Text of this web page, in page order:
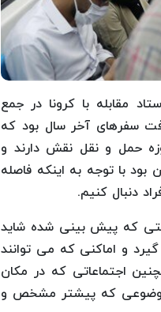
مقابله با کرونا در جمع
سفرهای آخر سال بود که
حمل و نقل نقش دارند و
با توجه به اینکه فاصله
دنبال کنیم.
که پیش بینی شده شاید
و اماکنی که می توانند
اجتماعاتی که در مکان
موضوعی که پیشتر مشخص و